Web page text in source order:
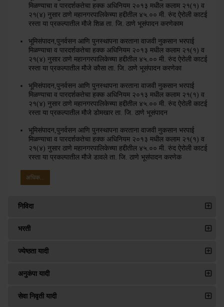
मिळण्याचा व पारदर्शकतेचा हक्क अधिनियम २०१३ मधील कलाम २१(१) व
२१(४) नुसार ठाणे महानगरपालिकेच्या हद्दीतील ४५.०० मी. रुंद ऐरोली काटई
रस्ता या प्रकल्पातील मौजे शिळ ता. जि. ठाणे भूसंपादन करणेकाम
भूमिसंपादन,पुनर्वसन आणि पुनस्थापना करताना वाजवी नुकसान भरपाई
मिळण्याचा व पारदर्शकतेचा हक्क अधिनियम २०१३ मधील कलाम २१(१) व
२१(४) नुसार ठाणे महानगरपालिकेच्या हद्दीतील ४५.०० मी. रुंद ऐरोली काटई
रस्ता या प्रकल्पातील मौजे कौसा ता. जि. ठाणे भूसंपादन करणेका
भूमिसंपादन,पुनर्वसन आणि पुनस्थापना करताना वाजवी नुकसान भरपाई
मिळण्याचा व पारदर्शकतेचा हक्क अधिनियम २०१३ मधील कलाम २१(१) व
२१(४) नुसार ठाणे महानगरपालिकेच्या हद्दीतील ४५.०० मी. रुंद ऐरोली काटई
रस्ता या प्रकल्पातील मौजे डोमखार ता. जि. ठाणे भूसंपादन
भूमिसंपादन,पुनर्वसन आणि पुनस्थापना करताना वाजवी नुकसान भरपाई
मिळण्याचा व पारदर्शकतेचा हक्क अधिनियम २०१३ मधील कलाम २१(१) व
२१(४) नुसार ठाणे महानगरपालिकेच्या हद्दीतील ४५.०० मी. रुंद ऐरोली काटई
रस्ता या प्रकल्पातील मौजे डावले ता. जि. ठाणे भूसंपादन करणेक
अधिक...
निविदा
भरती
ज्येष्ठता यादी
अनुकंपा यादी
सेवा निवृती यादी